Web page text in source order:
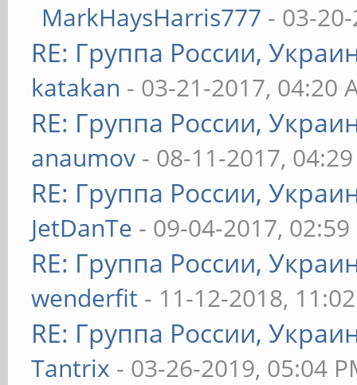
MarkHaysHarris777 - 03-
RE: Группа России,
katakan - 03-21-2017, 04:20
RE: Группа России,
anaumov - 08-11-2017,
RE: Группа России,
JetDanTe - 09-04-2017, 02:59
RE: Группа России,
wenderfit - 11-12-2018,
RE: Группа России,
Tantrix - 03-26-2019, 05:04